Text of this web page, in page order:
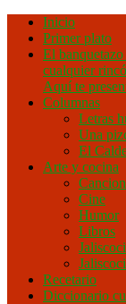
Inicio
Primer plato
El banquetazo
cualquier
Aquí te
Columnas
Letras
Una
El
Arte y cocina
Cine
Humor
Libros
Recetario
Diccionario